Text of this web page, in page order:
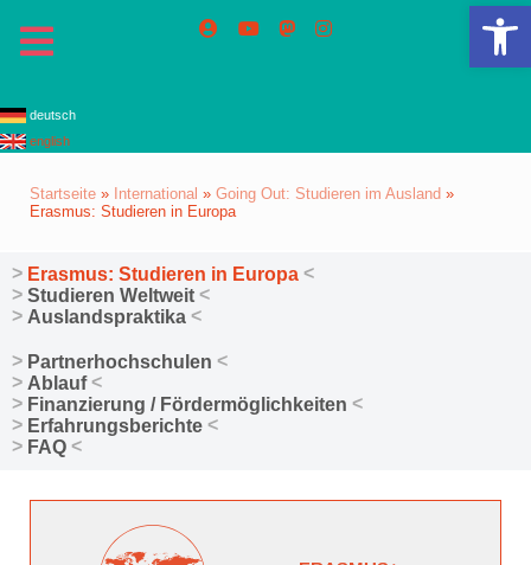
deutsch
english
Startseite » International » Going Out: Studieren im Ausland »
Erasmus: Studieren in Europa
Erasmus: Studieren in Europa
Studieren Weltweit
Auslandspraktika
Partnerhochschulen
Ablauf
Finanzierung / Fördermöglichkeiten
Erfahrungsberichte
FAQ